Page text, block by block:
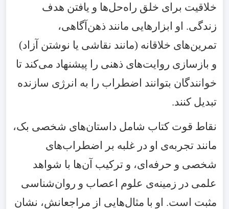
خلاقیت برای خلق راه‌حل‌ها و یافتن هدف
زندگی. او ابزارهایی مانند ذهن‌آگاهی،
تمرین‌های خلاقانه (مانند نقاشی یا نوشتن آزاد)
و بازسازی روایت‌های ذهنی را پیشنهاد می‌کند تا
خوانندگان بتوانند اضطراب را به انرژی سازنده
تبدیل کنند.
نقاط قوت کتاب شامل داستان‌های شخصی بک،
مانند تجربه‌ی او در غلبه بر اضطراب‌های
شخصی و حرفه‌ای، و ترکیب آن‌ها با شواهد
علمی در زمینه‌ی علوم اعصاب و روان‌شناسی
مثبت است. او با مثال‌هایی از مراجعانش، نشان